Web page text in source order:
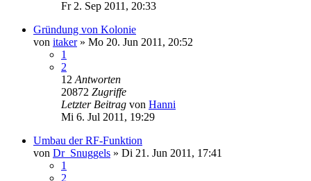
Fr 2. Sep 2011, 20:33
Gründung von Kolonie
von itaker» Mo 20. Jun 2011, 20:52
1
2
12 Antworten
20872 Zugriffe
Letzter Beitrag von Hanni
Mi 6. Jul 2011, 19:29
Umbau der RF-Funktion
von Dr_Snuggels » Di 21. Jun 2011, 17:41
1
2